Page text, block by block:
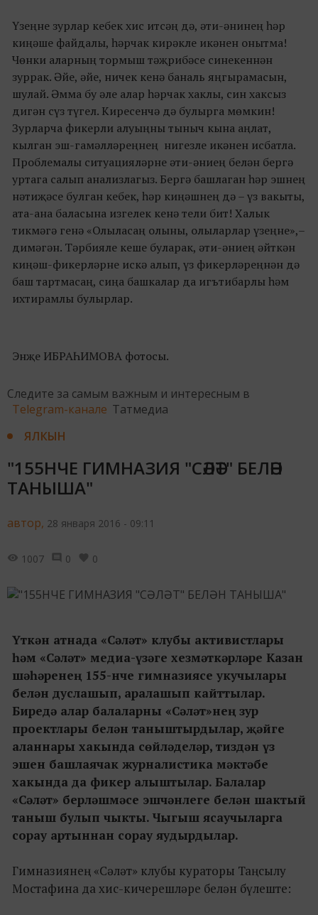
Үзеңне зурлар кебек хис итсәң дә, әти-әнинең һәр
киңәше файдалы, һәрчак кирәкле икәнен онытма!
Чөнки аларның тормыш тәҗрибәсе синекеннән
зуррак. Әйе, әйе, ничек кенә баналь яңгырамасын,
шулай. Әмма бу әле алар һәрчак хаклы, син хаксыз
дигән сүз түгел. Киресенчә дә булырга мөмкин!
Зурларча фикерли алуыңны тыныч кына аңлат,
кылган эш-гамәлләреңнең нигезле икәнен исбатла.
Проблемалы ситуацияләрне әти-әниең белән бергә
уртага салып анализлагыз. Бергә башлаган һәр эшнең
нәтиҗәсе булган кебек, һәр киңәшнең дә – үз вакыты,
ата-ана баласына изгелек кенә тели бит! Халык
тикмәгә генә «Олыласаң олыны, олыларлар үзеңне»,–
димәгән. Тәрбияле кеше буларак, әти-әниең әйткән
киңәш-фикерләрне искә алып, үз фикерләреңнән дә
баш тартмасаң, сиңа башкалар да игътибарлы һәм
ихтирамлы булырлар.
Энҗе ИБРАҺИМОВА фотосы.
Следите за самым важным и интересным в
Telegram-канале Татмедиа
ЯЛКЫН
"155НЧЕ ГИМНАЗИЯ "СӘЛӘТ" БЕЛӘН
ТАНЫША"
автор, 28 января 2016 - 09:11
1007 0 0
Үткән атнада «Сәләт» клубы активистлары
һәм «Сәләт» медиа-үзәге хезмәткәрләре Казан
шәһәренең 155-нче гимназиясе укучылары
белән дуслашып, аралашып кайттылар.
Биредә алар балаларны «Сәләт»нең зур
проектлары белән таныштырдылар, җәйге
аланнары хакында сөйләделәр, тиздән үз
эшен башлаячак журналистика мәктәбе
хакында да фикер алыштылар. Балалар
«Сәләт» берләшмәсе эшчәнлеге белән шактый
таныш булып чыкты. Чыгыш ясаучыларга
сорау артыннан сорау яудырдылар.
Гимназиянең «Сәләт» клубы кураторы Таңсылу
Мостафина да хис-кичерешләре белән бүлеште: